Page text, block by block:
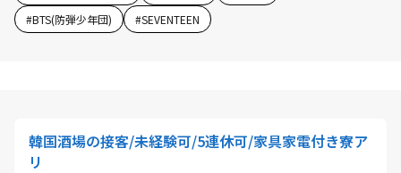
#BTS(防弾少年団) #SEVENTEEN
韓国酒場の接客/未経験可/5連休可/家具家電付き寮ア
リ